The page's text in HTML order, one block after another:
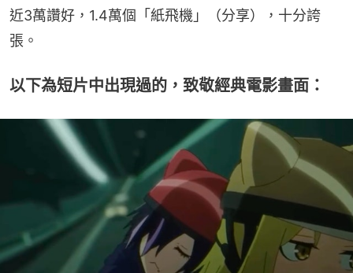
近3萬讚好，1.4萬個「紙飛機」（分享），十分誇
張。
以下為短片中出現過的，致敬經典電影畫面：